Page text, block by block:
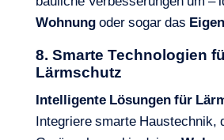
Wohnungoder sogar das
8. Smarte Technologien
Lärmschutz
Intelligente Lösungen für
Integriere smarte Haustechnik,